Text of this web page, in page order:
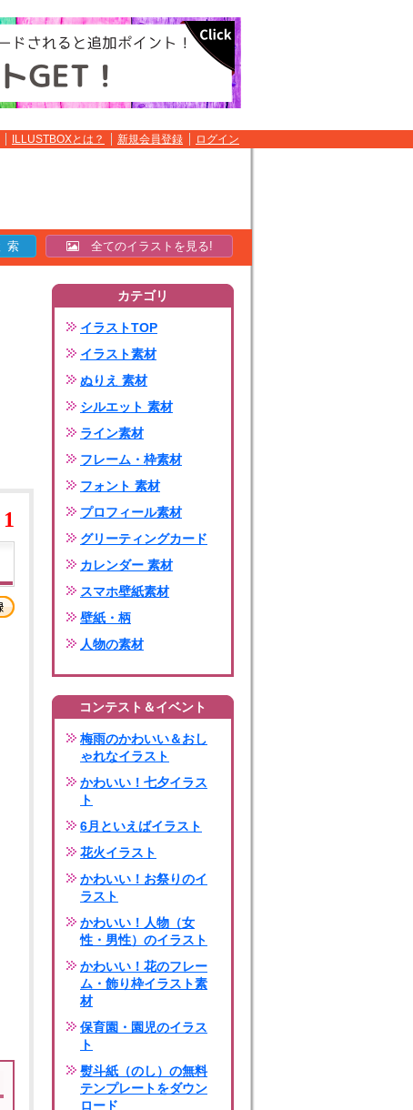
ILLUSTBOXとは？ 新規会員登録 ログイン
全てのイラストを見る!
1
カテゴリ
イラストTOP
イラスト素材
ぬりえ 素材
シルエット 素材
ライン素材
フレーム・枠素材
フォント 素材
プロフィール素材
グリーティングカード
カレンダー 素材
スマホ壁紙素材
壁紙・柄
人物の素材
コンテスト＆イベント
梅雨のかわいい＆おし
ゃれなイラスト
かわいい！七夕イラス
ト
6月といえばイラスト
花火イラスト
かわいい！お祭りのイ
ラスト
かわいい！人物（女
性・男性）のイラスト
かわいい！花のフレー
ム・飾り枠イラスト素
材
保育園・園児のイラス
ト
熨斗紙（のし）の無料
テンプレートをダウン
ロード